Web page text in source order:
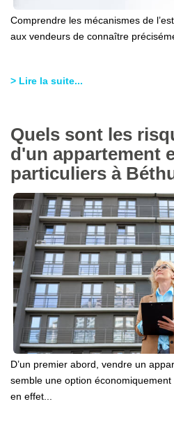
Comprendre les mécanismes de
aux vendeurs de connaître
> Lire la suite...
Quels sont les
d'un appartement
particuliers à
D’un premier abord, vendre un
semble une option
en effet...